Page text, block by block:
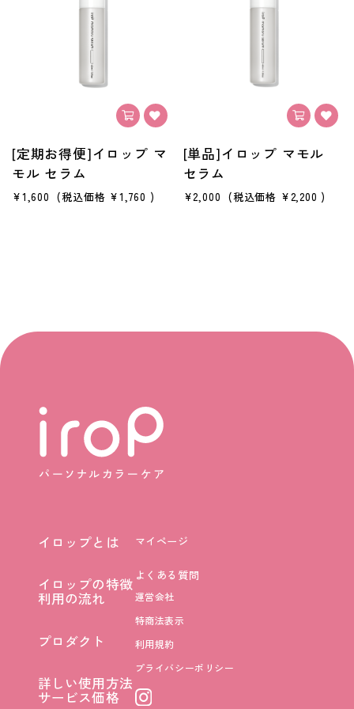
[定期お得便]イロップ マ
モル セラム
¥1,600 (税込価格 ¥1,760 )
[単品]イロップ マモル
セラム
¥2,000 (税込価格 ¥2,200 )
イロップとは
イロップの特徴
イロップの特徴
マイページ
よくある質問
利用の流れ
利用の流れ
プロダクト
プロダクト
詳しい使用方法
詳しい使用方法
運営会社
特商法表示
利用規約
プライバシーポリシー
サービス価格